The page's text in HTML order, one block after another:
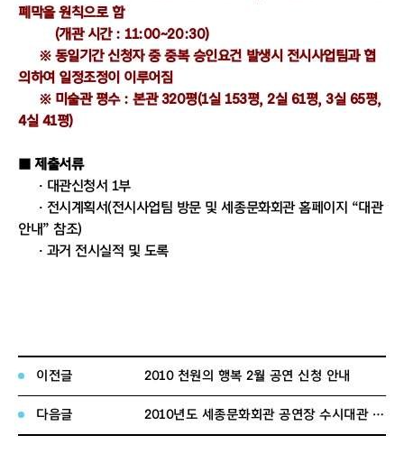
폐막을 원칙으로 함
(개관 시간 : 11:00~20:30)
※ 동일기간 신청자 중 중복 승인요건 발생시 전시사업팀과 협
의하여 일정조정이 이루어짐
※ 미술관 평수 : 본관 320평(1실 153평, 2실 61평, 3실 65평,
4실 41평)
■ 제출서류
· 대관신청서 1부
· 전시계획서(전시사업팀 방문 및 세종문화회관 홈페이지 “대관
안내” 참조)
· 과거 전시실적 및 도록
· 대관심의 후 승인통보
이전글 2010 천원의 행복 2월 공연 신청 안내
다음글 2010년도 세종문화회관 공연장 수시대관 신청안내